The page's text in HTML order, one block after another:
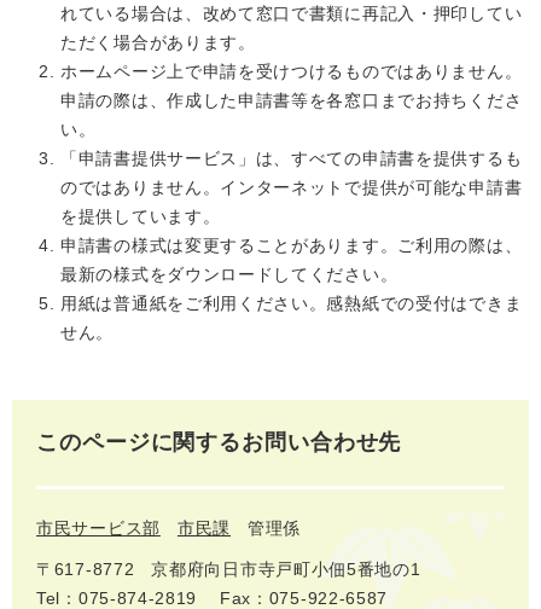
れている場合は、改めて窓口で書類に再記入・押印してい
ただく場合があります。
ホームページ上で申請を受けつけるものではありません。
申請の際は、作成した申請書等を各窓口までお持ちくださ
い。
「申請書提供サービス」は、すべての申請書を提供するも
のではありません。インターネットで提供が可能な申請書
を提供しています。
申請書の様式は変更することがあります。ご利用の際は、
最新の様式をダウンロードしてください。
用紙は普通紙をご利用ください。感熱紙での受付はできま
せん。
このページに関するお問い合わせ先
市民サービス部 市民課 管理係
〒617-8772
京都府向日市寺戸町小佃5番地の1
Tel：075-874-2819
Fax：075-922-6587